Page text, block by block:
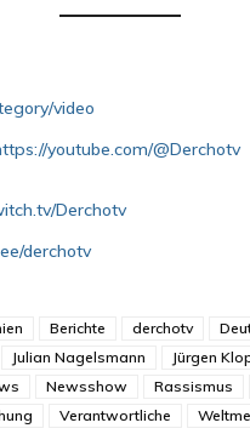
video
youtube.com/@Derchotv
Derchotv
derchotv
Berichte derchotv
Julian Nagelsmann Jürgen
Newsshow Rassismus
Verantwortliche